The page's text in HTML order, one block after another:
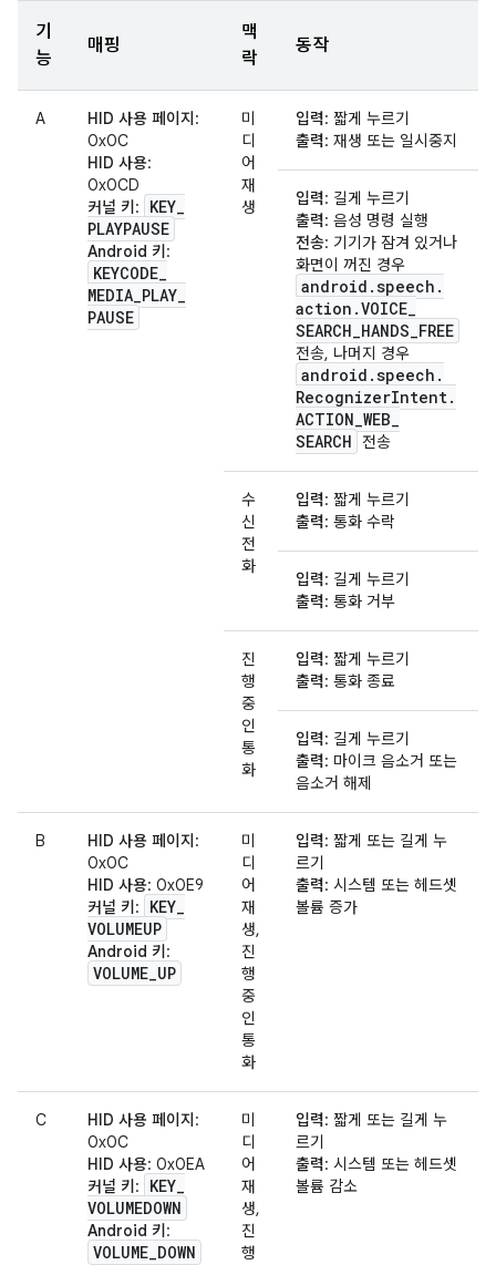
기
능
매핑
맥
락
동작
A HID 사용 페이지:
0x0C
HID 사용:
0x0CD
커널 키: KEY_
PLAYPAUSE
Android 키:
KEYCODE_
MEDIA_PLAY_
PAUSE
미
디
어
재
생
입력: 짧게 누르기
출력: 재생 또는 일시중지
입력: 길게 누르기
출력: 음성 명령 실행
전송: 기기가 잠겨 있거나
화면이 꺼진 경우
android .speech .
action .VOICE_
SEARCH_HANDS_FREE
전송, 나머지 경우
android .speech .
RecognizerIntent.
ACTION_WEB_
SEARCH
전송
수
신
전
화
입력: 짧게 누르기
출력: 통화 수락
입력: 길게 누르기
출력: 통화 거부
진
행
중
인
통
화
입력: 짧게 누르기
출력: 통화 종료
입력: 길게 누르기
출력: 마이크 음소거 또는
음소거 해제
B HID 사용 페이지:
0x0C
HID 사용: 0x0E9
커널 키: KEY_
VOLUMEUP
Android 키:
VOLUME_UP
미
디
어
재
생,
진
행
중
인
통
화
입력: 짧게 또는 길게 누
르기
출력: 시스템 또는 헤드셋
볼륨 증가
C HID 사용 페이지:
0x0C
HID 사용: 0x0EA
커널 키: KEY_
VOLUMEDOWN
Android 키:
VOLUME_DOWN
미
디
어
재
생,
진
행
입력: 짧게 또는 길게 누
르기
출력: 시스템 또는 헤드셋
볼륨 감소